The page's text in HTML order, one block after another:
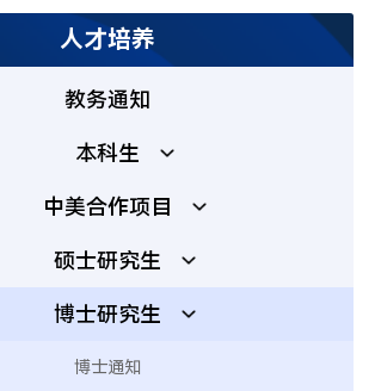
人才培养
教务通知
本科生
中美合作项目
硕士研究生
博士研究生
博士通知